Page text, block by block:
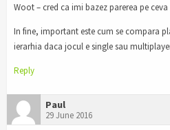
Woot – cred ca imi bazez parerea pe
In fine, important este cum se compara
ierarhia daca jocul e single sau
Reply
Paul
29 June 2016